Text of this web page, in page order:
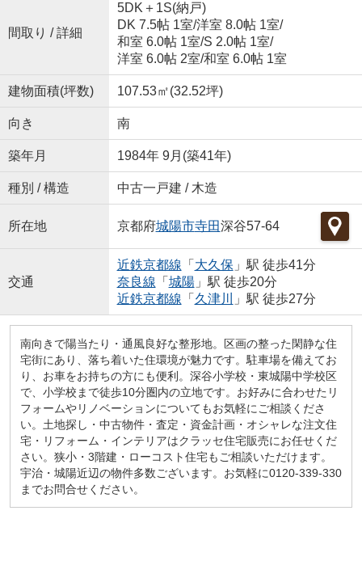
間取り / 詳細
5DK＋1S(納戸)
DK 7.5帖 1室/洋室 8.0帖 1室/
和室 6.0帖 1室/S 2.0帖 1室/
洋室 6.0帖 2室/和室 6.0帖 1室
建物面積(坪数) 107.53㎡(32.52坪)
向き 南
築年月 1984年 9月(築41年)
種別 / 構造 中古一戸建 / 木造
所在地 京都府城陽市寺田深谷57-64
交通
近鉄京都線 「 大久保 」駅 徒歩41分
奈良線 「 城陽」駅 徒歩20分
近鉄京都線 「 久津川 」駅 徒歩27分
南向きで陽当たり・通風良好な整形地。区画の整った閑静な住
宅街にあり、落ち着いた住環境が魅力です。駐車場を備えてお
り、お車をお持ちの方にも便利。深谷小学校・東城陽中学校区
で、小学校まで徒歩10分圏内の立地です。お好みに合わせたリ
フォームやリノベーションについてもお気軽にご相談くださ
い。土地探し・中古物件・査定・資金計画・オシャレな注文住
宅・リフォーム・インテリアはクラッセ住宅販売にお任せくだ
さい。狭小・3階建・ローコスト住宅もご相談いただけます。
宇治・城陽近辺の物件多数ございます。お気軽に0120-339-330
までお問合せください。